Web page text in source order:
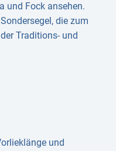
und Fock ansehen.
die zum
Traditions- und
und